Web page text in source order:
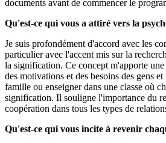
documents avant de commencer le
Qu'est-ce qui vous a attiré vers la
Je suis profondément d'accord avec les
particulier avec l'accent mis sur la
la signification. Ce concept m'apporte
des motivations et des besoins des gens
famille ou enseigner dans une classe où
signification. Il souligne l'importance du
coopération dans tous les types de
Qu'est-ce qui vous incite à revenir